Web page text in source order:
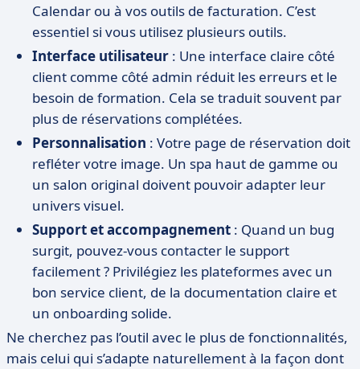
Calendar ou à vos outils de facturation. C’est
essentiel si vous utilisez plusieurs outils.
Interface utilisateur : Une interface claire côté
client comme côté admin réduit les erreurs et le
besoin de formation. Cela se traduit souvent par
plus de réservations complétées.
Personnalisation : Votre page de réservation doit
refléter votre image. Un spa haut de gamme ou
un salon original doivent pouvoir adapter leur
univers visuel.
Support et accompagnement : Quand un bug
surgit, pouvez-vous contacter le support
facilement ? Privilégiez les plateformes avec un
bon service client, de la documentation claire et
un onboarding solide.
Ne cherchez pas l’outil avec le plus de fonctionnalités,
mais celui qui s’adapte naturellement à la façon dont